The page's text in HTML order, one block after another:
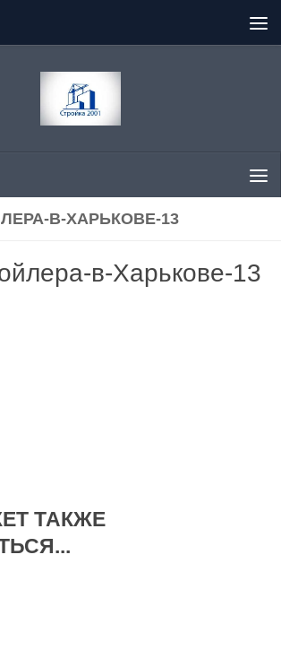
В-ХАРЬКОВЕ-13
в-Харькове-13
ТАКЖЕ